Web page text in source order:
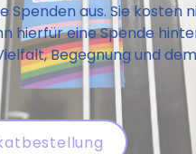
aus. Sie kosten
hierfür eine Spende
Begegnung und